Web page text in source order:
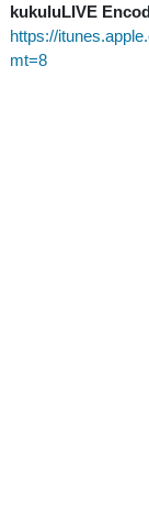
kukuluLIVE
https://
mt=8